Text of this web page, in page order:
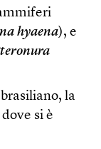
hyaena), e
la
si è